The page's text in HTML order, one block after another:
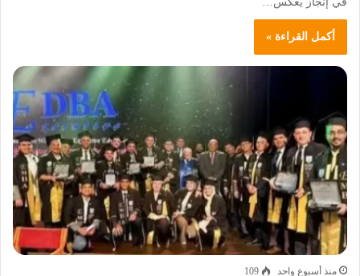
أكمل القراءة »
منذ أسبوع واحد 109